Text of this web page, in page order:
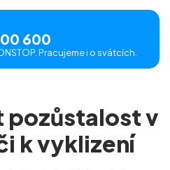
600
Pracujeme i o svátcích.
pozůstalost v
k vyklizení